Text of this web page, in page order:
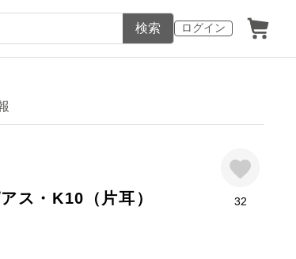
ログイン
検索
ス・K10（片耳） 32